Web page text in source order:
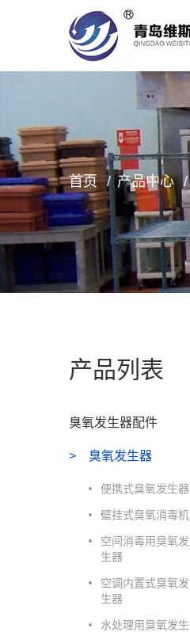
首页 产品中心
产品列表
臭氧发生器配件
臭氧发生器
便携式臭氧发生器
壁挂式臭氧消毒机
空间消毒用臭氧发
生器
空调内置式臭氧发
生器
水处理用臭氧发生